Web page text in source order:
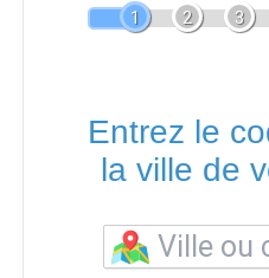
1 2 3
Entrez le
la ville de